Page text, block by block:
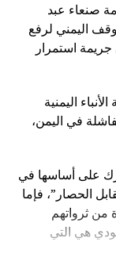
صنعاء عبد
اليمني لرفع
استمرار
اليمنية
في اليمن،
على أساسها في
الحصار”، فإما
من ثرواتهم
هي التي